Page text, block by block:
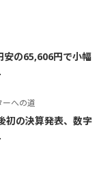
安の65,606円で小幅
への道
初の決算発表、数字